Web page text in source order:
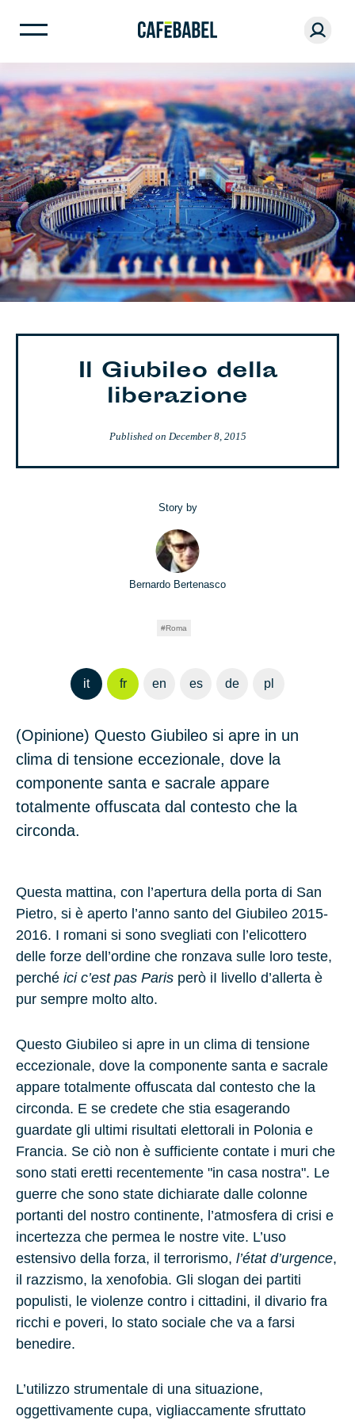
Il Giubileo della
liberazione
Published on December 8, 2015
Story by
Bernardo Bertenasco
Roma
it fr en es de pl
(Opinione) Questo Giubileo si apre in un
clima di tensione eccezionale, dove la
componente santa e sacrale appare
totalmente offuscata dal contesto che la
circonda.
Questa mattina, con l’apertura della porta di San
Pietro, si è aperto l’anno santo del Giubileo 2015-
2016. I romani si sono svegliati con l’elicottero
delle forze dell’ordine che ronzava sulle loro teste,
perché ici c’est pas Paris però iI livello d’allerta è
pur sempre molto alto.
Questo Giubileo si apre in un clima di tensione
eccezionale, dove la componente santa e sacrale
appare totalmente offuscata dal contesto che la
circonda. E se credete che stia esagerando
guardate gli ultimi risultati elettorali in Polonia e
Francia. Se ciò non è sufficiente contate i muri che
sono stati eretti recentemente "in casa nostra". Le
guerre che sono state dichiarate dalle colonne
portanti del nostro continente, l’atmosfera di crisi e
incertezza che permea le nostre vite. L’uso
estensivo della forza, il terrorismo, l’état d’urgence,
il razzismo, la xenofobia. Gli slogan dei partiti
populisti, le violenze contro i cittadini, il divario fra
ricchi e poveri, lo stato sociale che va a farsi
benedire.
L’utilizzo strumentale di una situazione,
oggettivamente cupa, vigliaccamente sfruttato